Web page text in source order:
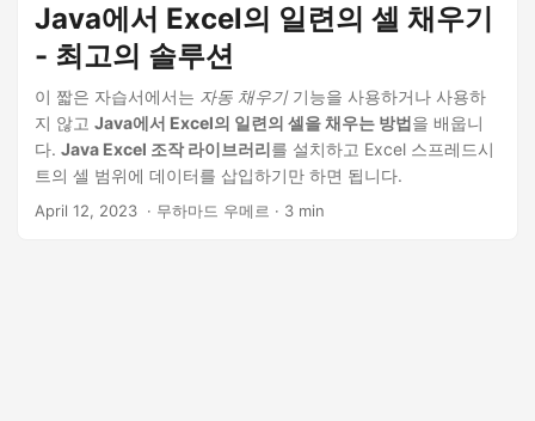
Java에서 Excel의 일련의 셀 채우기
- 최고의 솔루션
이 짧은 자습서에서는 자동 채우기기능을 사용하거나 사용하
지 않고 Java에서 Excel의 일련의 셀을 채우는 방법을 배웁니
다. Java Excel 조작 라이브러리를 설치하고 Excel 스프레드시
트의 셀 범위에 데이터를 삽입하기만 하면 됩니다.
April 12, 2023 ‎ · 무하마드 우메르 · 3 min